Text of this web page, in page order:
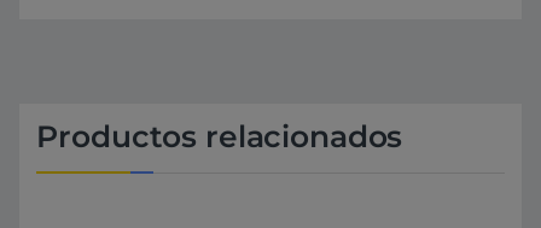
Productos relacionados